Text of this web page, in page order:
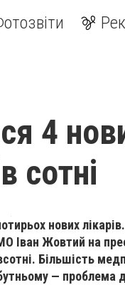
4
сотні
нових
Іван Жовтий на
Більшість
—